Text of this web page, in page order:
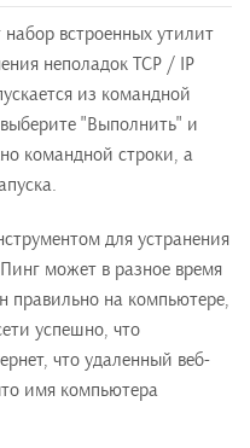
встроенных утилит
неполадок TCP / IP
из командной
"Выполнить" и
командной строки, а
для устранения
может в разное время
правильно на компьютере,
успешно, что
что удаленный веб-
имя компьютера